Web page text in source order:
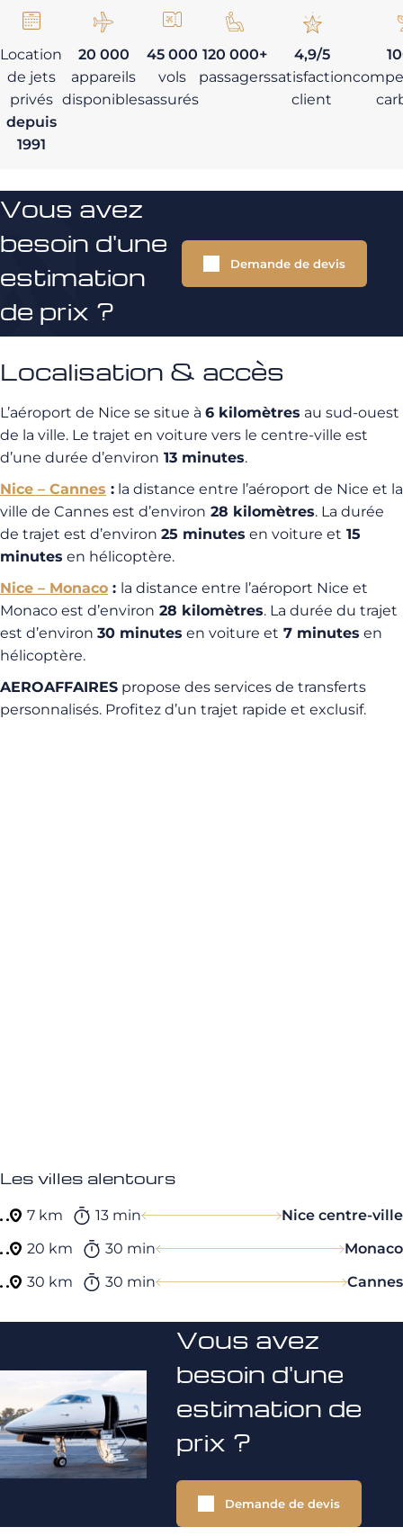
Location
de jets
privés
depuis
1991
20 000
appareils
disponibles
45 000
vols
assurés
120 000+
passagers
4,9/5
satisfaction
client
Vous avez
besoin d'une
estimation
de prix ?
Demande de devis
Localisation & accès
L’aéroport de Nice se situe à 6 kilomètres au sud-ouest
de la ville. Le trajet en voiture vers le centre-ville est
d’une durée d’environ 13 minutes.
Nice – Cannes : la distance entre l’aéroport de Nice et la
ville de Cannes est d’environ 28 kilomètres. La durée
de trajet est d’environ 25 minutes en voiture et 15
minutes en hélicoptère.
Nice – Monaco : la distance entre l’aéroport Nice et
Monaco est d’environ 28 kilomètres. La durée du trajet
est d’environ 30 minutes en voiture et 7 minutes en
hélicoptère.
AEROAFFAIRES propose des services de transferts
personnalisés. Profitez d’un trajet rapide et exclusif.
Les villes alentours
7 km 13 min
Nice centre-ville
20 km
30 min
Monaco
30 km
30 min Cannes
Vous avez
besoin d'une
estimation de
prix ?
Demande de devis